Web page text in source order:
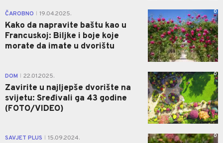
ČAROBNO 19.04.2025.
Kako da napravite baštu kao u
Francuskoj: Biljke i boje koje
morate da imate u dvorištu
0
DOM 22.01.2025.
Zavirite u najljepše dvorište na
svijetu: Sređivali ga 43 godine
(FOTO/VIDEO)
0
SAVJET PLUS 15.09.2024. 0